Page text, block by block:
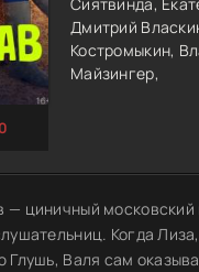
0
Дмитрий
Костромыкин,
Майзингер,
циничный московский
Когда
Глушь, Валя сам